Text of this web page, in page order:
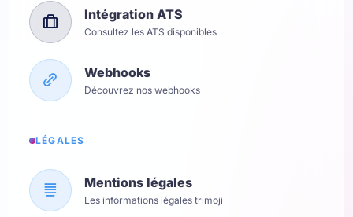
Intégration ATS
Consultez les ATS disponibles
Webhooks
Découvrez nos webhooks
LÉGALES
Mentions légales
Les informations légales trimoji